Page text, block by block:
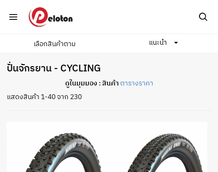
ปั่นจักรยาน
ปั่นจักรยาน - CYCLING
เลือกสินค้าตาม
ดูในมุมมอง :สินค้า ตารางราคา
แสดงสินค้า 1-40 จาก 230
แนะนำ